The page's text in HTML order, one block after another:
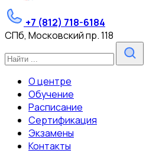
+7 (812) 718-6184
СПб, Московский пр. 118
О центре
Обучение
Расписание
Сертификация
Экзамены
Контакты